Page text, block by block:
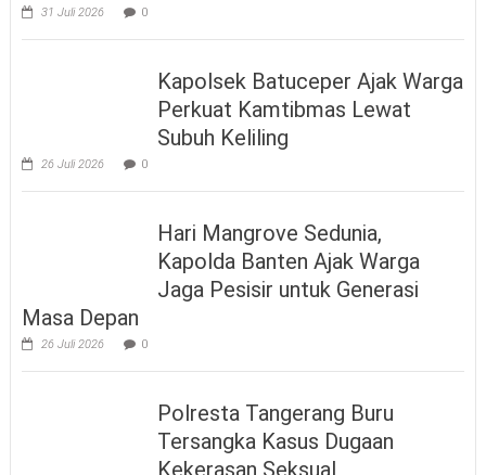
31 Juli 2026 0
Kapolsek Batuceper Ajak Warga
Perkuat Kamtibmas Lewat
Subuh Keliling
26 Juli 2026 0
Hari Mangrove Sedunia,
Kapolda Banten Ajak Warga
Jaga Pesisir untuk Generasi
Masa Depan
26 Juli 2026 0
Polresta Tangerang Buru
Tersangka Kasus Dugaan
Kekerasan Seksual